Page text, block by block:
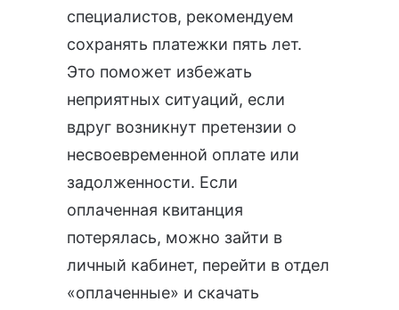
специалистов, рекомендуем
сохранять платежки пять лет.
Это поможет избежать
неприятных ситуаций, если
вдруг возникнут претензии о
несвоевременной оплате или
задолженности. Если
оплаченная квитанция
потерялась, можно зайти в
личный кабинет, перейти в отдел
«оплаченные» и скачать